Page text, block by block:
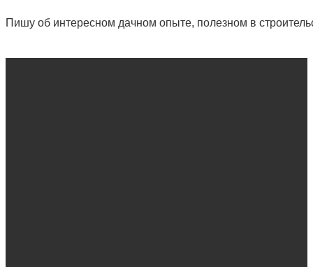
Пишу об интересном дачном опыте, полезном в